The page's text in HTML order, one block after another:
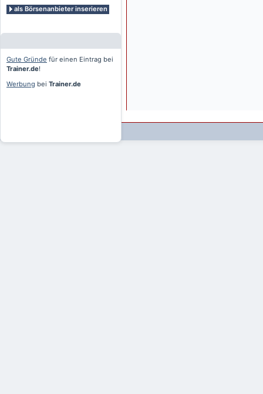
als Börsenanbieter inserieren
Gute Gründe für einen Eintrag bei
Trainer.de!
Werbung bei Trainer.de